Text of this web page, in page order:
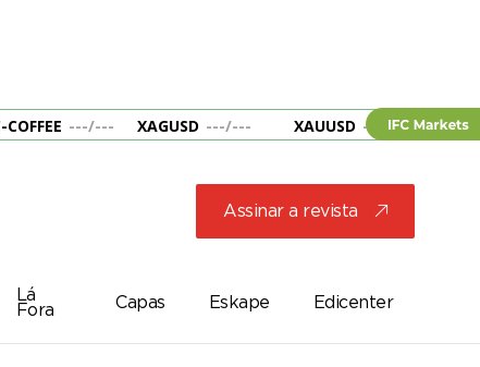
COFFEE ---/--- XAGUSD ---/--- XAUUSD --- ---
Assinar a revista j
Lá
Fora
Capas Eskape Edicenter